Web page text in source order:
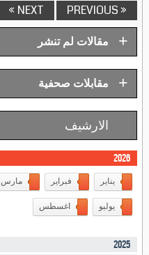
« PREVIOUS
NEXT »
مقالات لم تنشر +
مقابلات صحفية +
الارشيف
2026
يناير فبراير مارس
يوليو اغسطس
2025